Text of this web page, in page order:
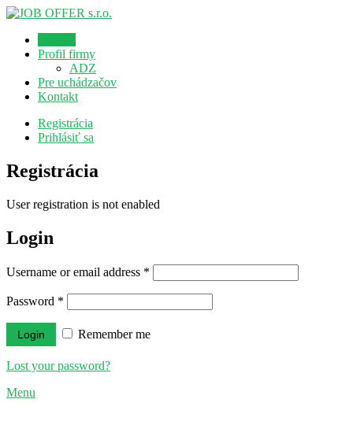
Profil firmy
ADZ
Pre uchádzačov
Kontakt
Registrácia
Prihlásiť sa
Registrácia
User registration is not enabled
Login
Username or email address *
Password *
Remember me
Lost your password?
Menu